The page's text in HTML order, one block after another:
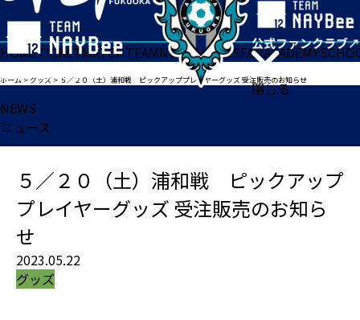
閉じる
HOMETICKETMATCHTEAMNEWSGOODSFANACADEMY
ホーム >グッズ > ５／２０（土）浦和戦 ピックアッププレイヤーグッズ 受注販売のお知らせ
NEWS
ニュース
５／２０（土）浦和戦 ピックアップ
プレイヤーグッズ 受注販売のお知ら
せ
2023.05.22
グッズ